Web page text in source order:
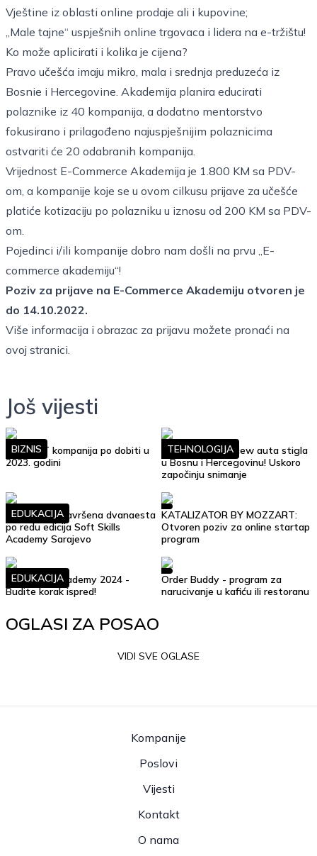
Vještine iz oblasti online prodaje ali i kupovine;
„Male tajne“ uspješnih online trgovaca i lidera na e-tržištu!
Ko može aplicirati i kolika je cijena?
Pravo učešća imaju mikro, mala i srednja preduzeća iz
Bosnie i Hercegovine. Akademija planira educirati
polaznike iz 40 kompanija, a dodatno mentorstvo
fokusirano i prilagođeno najuspješnijim polaznicima
ostvariti će 20 odabranih kompanija.
Vrijednost E-Commerce Akademija je 1.800 KM sa PDV-
om, a kompanije koje se u ovom cilkusu prijave za učešće
platiće kotizaciju po polazniku u iznosu od 200 KM sa PDV-
om.
Pojedinci i/ili kompanije dobro nam došli na prvu „E-
commerce akademiju“!
Poziv za prijave na E-Commerce Akademiju otvoren je
do 14.10.2022.
Više informacija i obrazac za prijavu možete pronaći na
ovoj stranici.
Još vijesti
Top 10 IT kompanija po dobiti u
2023. godini
BIZNIS
Google Street View auta stigla
u Bosnu i Hercegovinu! Uskoro
započinju snimanje
TEHNOLOGIJA
Uspješno je završena dvanaesta
po redu edicija Soft Skills
Academy Sarajevo
EDUKACIJA
KATALIZATOR BY MOZZART:
Otvoren poziv za online startap
program
Soft Skills Academy 2024 -
Budite korak ispred!
EDUKACIJA
Order Buddy - program za
narucivanje u kafiću ili restoranu
OGLASI ZA POSAO
VIDI SVE OGLASE
Kompanije
Poslovi
Vijesti
Kontakt
O nama